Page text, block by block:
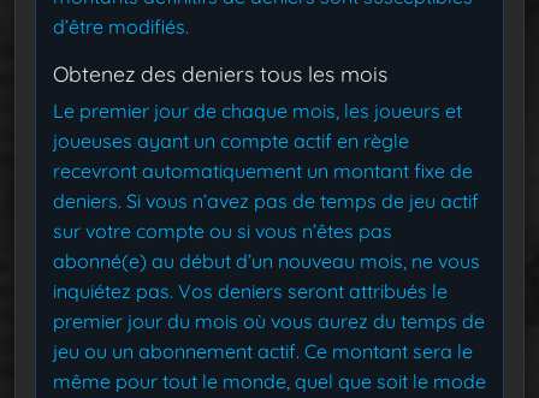
d’être modifiés.
Obtenez des deniers tous les mois
Le premier jour de chaque mois, les joueurs et
joueuses ayant un compte actif en règle
recevront automatiquement un montant fixe de
deniers. Si vous n’avez pas de temps de jeu actif
sur votre compte ou si vous n’êtes pas
abonné(e) au début d’un nouveau mois, ne vous
inquiétez pas. Vos deniers seront attribués le
premier jour du mois où vous aurez du temps de
jeu ou un abonnement actif. Ce montant sera le
même pour tout le monde, quel que soit le mode